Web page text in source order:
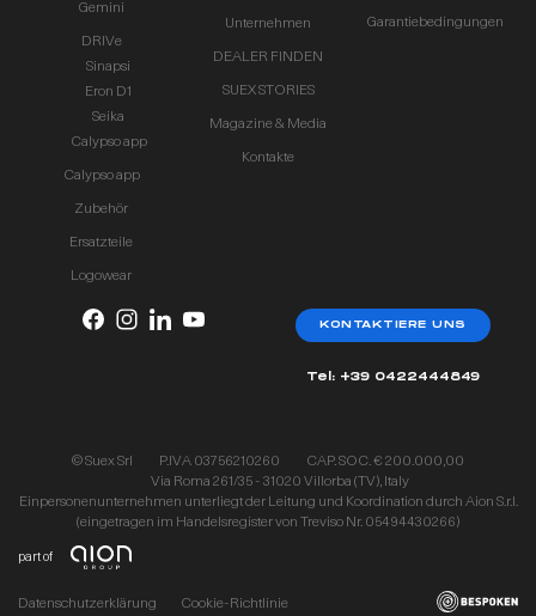
Gemini
DRIVe
Sinapsi
Eron D1
Seika
Calypso app
Calypso app
Zubehör
Ersatzteile
Logowear
Unternehmen
DEALER FINDEN
SUEX STORIES
Magazine & Media
Kontakte
Garantiebedingungen
KONTAKTIERE UNS
Tel: +39 0422444849
© Suex Srl P.IVA 03756210260
CAP. SOC. € 200.000,00
Via Roma 261/35 - 31020 Villorba (TV), Italy
Einpersonenunternehmen unterliegt der Leitung und Koordination durch Aion S.r.l.
(eingetragen im Handelsregister von Treviso Nr. 05494430266)
part of
Datenschutzerklärung Cookie-Richtlinie